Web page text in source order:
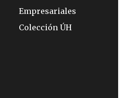
Empresariales
Colección ÚH